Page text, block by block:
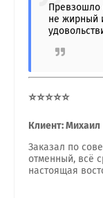
не жирный
⭐⭐⭐⭐⭐
Клиент: Михаил
Заказал по
отменный, всё
настоящая